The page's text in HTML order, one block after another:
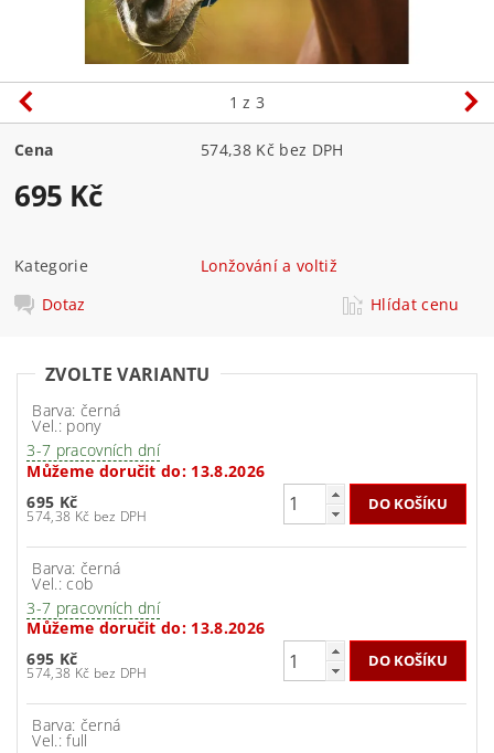
1 z 3
Cena 574,38 Kč bez DPH
695 Kč
Kategorie
Lonžování a voltiž
Dotaz
Hlídat cenu
ZVOLTE VARIANTU
Barva: černá
Vel.: pony
3-7 pracovních dní
Můžeme doručit do: 13.8.2026
695 Kč
574,38 Kč bez DPH
Barva: černá
Vel.: cob
3-7 pracovních dní
Můžeme doručit do: 13.8.2026
695 Kč
574,38 Kč bez DPH
Barva: černá
Vel.: full